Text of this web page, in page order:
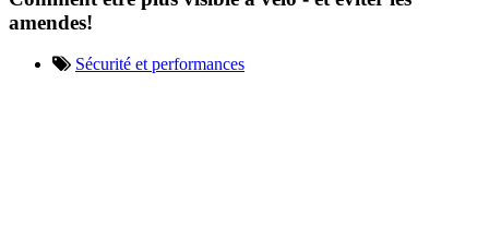
amendes!
Sécurité et performances